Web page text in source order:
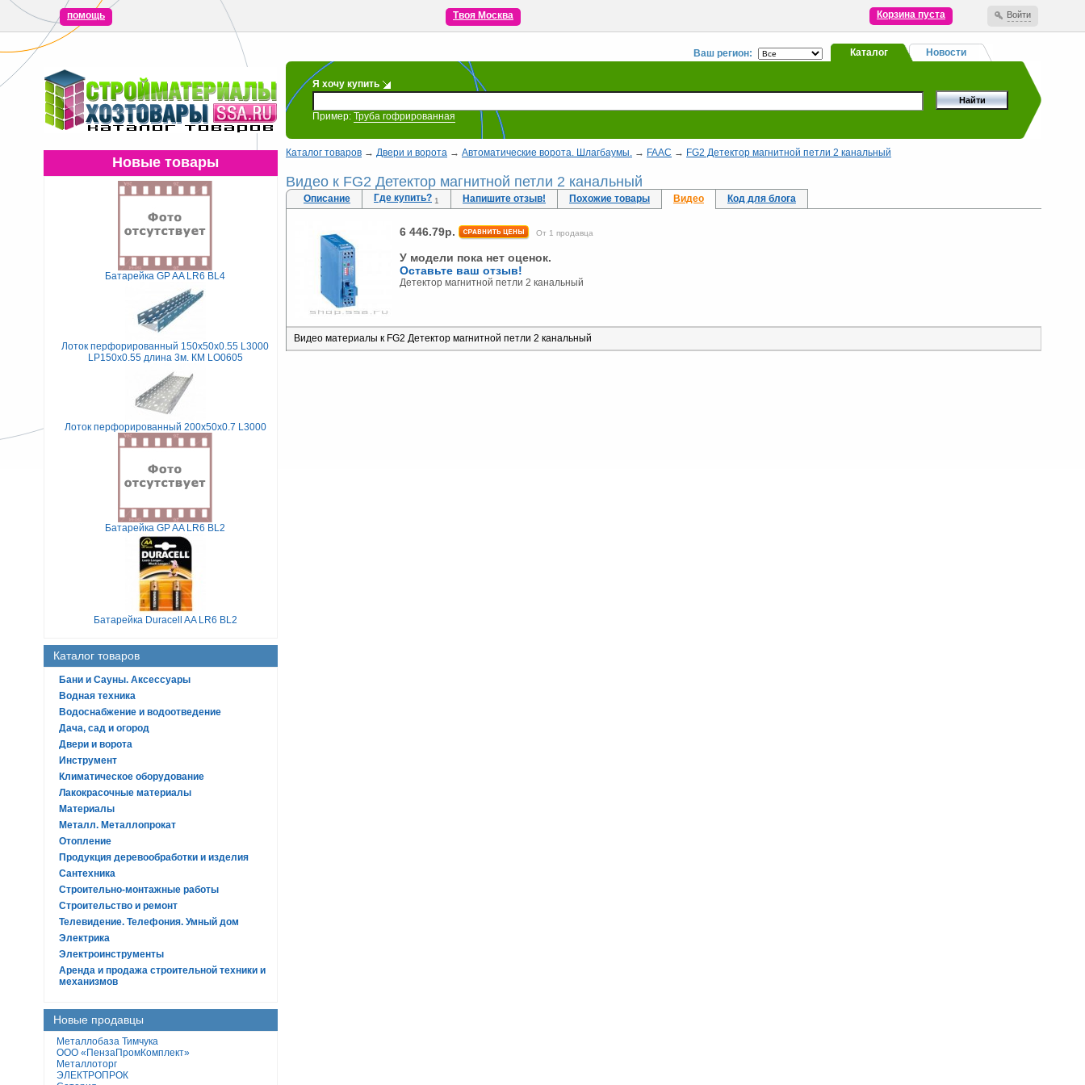
помощь Твоя Москва Корзина пуста Войти
Ваш регион: Каталог Новости
Я хочу купить
Пример: Труба гофрированная
Новые товары
Батарейка GP AA LR6 BL4
Лоток перфорированный 150х50х0.55 L3000
LP150х0.55 длина 3м. КМ LO0605
Лоток перфорированный 200х50х0.7 L3000
Батарейка GP AA LR6 BL2
Батарейка Duracell AA LR6 BL2
Каталог товаров
Бани и Сауны. Аксессуары
Водная техника
Водоснабжение и водоотведение
Дача, сад и огород
Двери и ворота
Инструмент
Климатическое оборудование
Лакокрасочные материалы
Материалы
Металл. Металлопрокат
Отопление
Продукция деревообработки и изделия
Сантехника
Строительно-монтажные работы
Строительство и ремонт
Телевидение. Телефония. Умный дом
Электрика
Электроинструменты
Аренда и продажа строительной техники и
механизмов
Новые продавцы
Металлобаза Тимчука
ООО «ПензаПромКомплект»
Металлоторг
ЭЛЕКТРОПРОК
Каталог товаров → Двери и ворота → Автоматические ворота. Шлагбаумы. → FAAC → FG2 Детектор магнитной петли 2 канальный
Видео к FG2 Детектор магнитной петли 2 канальный
Описание Где купить? 1 Напишите отзыв! Похожие товары Видео Код для блога
6 446.79р. От 1 продавца
У модели пока нет оценок.
Оставьте ваш отзыв!
Детектор магнитной петли 2 канальный
Видео материалы к FG2 Детектор магнитной петли 2 канальный